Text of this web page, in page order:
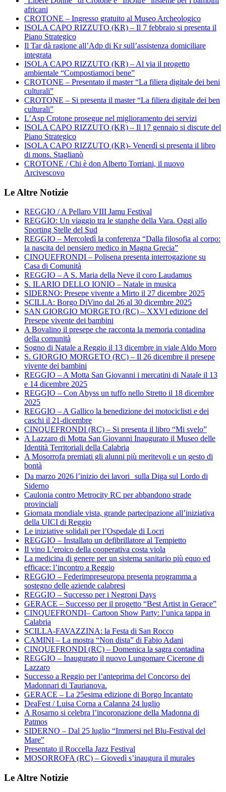
africani
CROTONE – Ingresso gratuito al Museo Archeologico
ISOLA CAPO RIZZUTO (KR) – Il 7 febbraio si presenta il
Piano Strategico
Il Tar dà ragione all’Adp di Kr sull’assistenza domiciliare
integrata
ISOLA CAPO RIZZUTO (KR) – Al via il progetto
ambientale “Compostiamoci bene”
CROTONE – Presentato il master “La filiera digitale dei beni
culturali”
CROTONE – Si presenta il master “La filiera digitale dei ben
culturali”
L’Asp Crotone prosegue nel miglioramento dei servizi
ISOLA CAPO RIZZUTO (KR) – Il 17 gennaio si discute del
Piano Strategico
ISOLA CAPO RIZZUTO (KR)- Venerdì si presenta il libro
di mons. Staglianò
CROTONE / Chi è don Alberto Torriani, il nuovo
Arcivescovo
Le Altre Notizie
REGGIO / A Pellaro VIII Jamu Festival
REGGIO: Un viaggio tra le stanghe della Vara. Oggi allo
Sporting Stelle del Sud
REGGIO – Mercoledì la conferenza “Dalla filosofia al corpo:
la nascita del pensiero medico in Magna Grecia”
CINQUEFRONDI – Polisena presenta interrogazione su
Casa di Comunità
REGGIO – A S. Maria della Neve il coro Laudamus
S. ILARIO DELLO IONIO – Natale in musica
SIDERNO: Presepe vivente a Mirto il 27 dicembre 2025
SCILLA: Borgo DiVino dal 26 al 30 dicembre 2025
SAN GIORGIO MORGETO (RC) – XXVI edizione del
Presepe vivente dei bambini
A Bovalino il presepe che racconta la memoria contadina
della comunità
Sogno di Natale a Reggio il 13 dicembre in viale Aldo Moro
S. GIORGIO MORGETO (RC) – Il 26 dicembre il presepe
vivente dei bambini
REGGIO – A Motta San Giovanni i mercatini di Natale il 13
e 14 dicembre 2025
REGGIO – Con Abyss un tuffo nello Stretto il 18 dicembre
2025
REGGIO – A Gallico la benedizione dei motociclisti e dei
caschi il 21-dicembre
CINQUEFRONDI (RC) – Si presenta il libro “Mi svelo”
A Lazzaro di Motta San Giovanni Inaugurato il Museo delle
Identità Territoriali della Calabria
A Mosorrofa premiati gli alunni più meritevoli e un gesto di
bontà
Da marzo 2026 l’inizio dei lavori sulla Diga sul Lordo di
Siderno
Caulonia contro Metrocity RC per abbandono strade
provinciali
Giornata mondiale vista, grande partecipazione all’iniziativa
della UICI di Reggio
Le iniziative solidali per l’Ospedale di Locri
REGGIO – Installato un defibrillatore al Tempietto
Il vino L’eroico della cooperativa costa viola
La medicina di genere per un sistema sanitario più equo ed
efficace: l’incontro a Reggio
REGGIO – Federimpreseuropa presenta programma a
sostegno delle aziende calabresi
REGGIO – Successo per i Negroni Days
GERACE – Successo per il progetto “Best Artist in Gerace”
CINQUEFRONDI– Cartoon Show Party: l’unica tappa in
Calabria
SCILLA-FAVAZZINA: la Festa di San Rocco
CAMINI – La mostra “Non dista” di Fabio Adani
CINQUEFRONDI (RC) – Domenica la sagra contadina
REGGIO – Inaugurato il nuovo Lungomare Cicerone di
Lazzaro
Successo a Reggio per l’anteprima del Concorso dei
Madonnari di Taurianova.
GERACE – La 25esima edizione di Borgo Incantato
DeaFest / Luisa Corna a Calanna 24 luglio
A Rosarno si celebra l’incoronazione della Madonna di
Patmos
SIDERNO – Dal 25 luglio “Immersi nel Blu-Festival del
Mare”
Presentato il Roccella Jazz Festival
MOSORROFA (RC) – Giovedì s’inaugura il murales
Le Altre Notizie